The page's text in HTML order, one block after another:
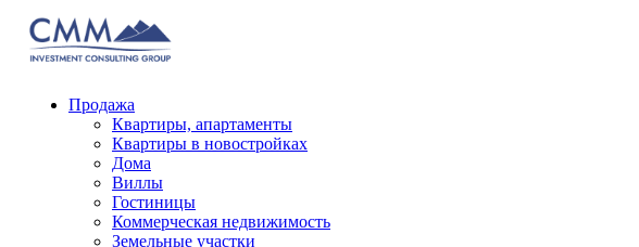
Продажа
Квартиры, апартаменты
Квартиры в новостройках
Дома
Виллы
Гостиницы
Коммерческая недвижимость
Земельные участки